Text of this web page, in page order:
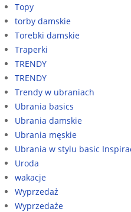
Topy
torby damskie
Torebki damskie
Traperki
TRENDY
TRENDY
Trendy w ubraniach
Ubrania basics
Ubrania damskie
Ubrania męskie
Ubrania w stylu basic
Uroda
wakacje
Wyprzedaż
Wyprzedaże